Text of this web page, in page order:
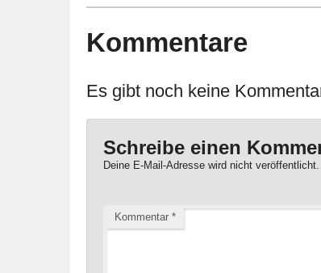
Kommentare
Es gibt noch keine
Schreibe einen
Deine E-Mail-Adresse wird nicht veröffentlicht.
Kommentar *